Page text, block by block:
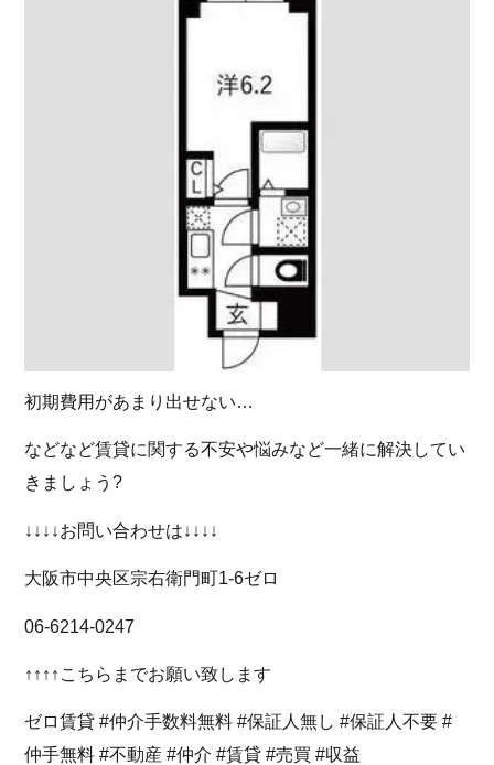
初期費用があまり出せない…
などなど賃貸に関する不安や悩みなど一緒に解決してい
きましょう?
↓↓↓↓お問い合わせは↓↓↓↓
大阪市中央区宗右衛門町1-6ゼロ
06-6214-0247
↑↑↑↑こちらまでお願い致します
ゼロ賃貸 #仲介手数料無料 #保証人無し #保証人不要 #
仲手無料 #不動産 #仲介 #賃貸 #売買 #収益